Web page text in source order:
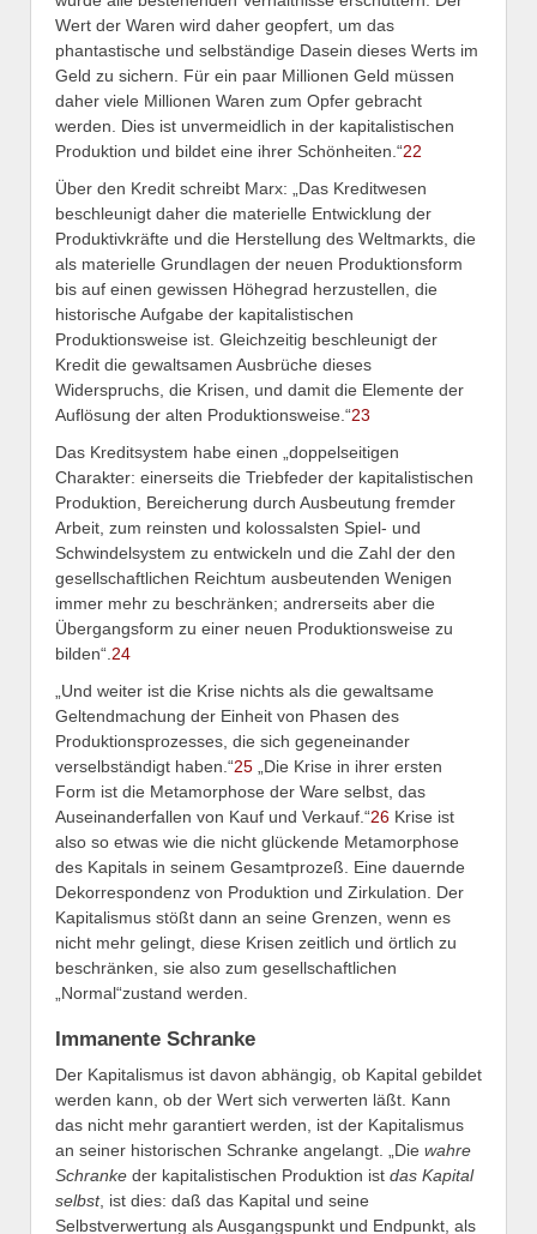
Wert der Waren wird daher geopfert, um das
phantastische und selbständige Dasein dieses Werts im
Geld zu sichern. Für ein paar Millionen Geld müssen
daher viele Millionen Waren zum Opfer gebracht
werden. Dies ist unvermeidlich in der kapitalistischen
Produktion und bildet eine ihrer Schönheiten.“22
Über den Kredit schreibt Marx: „Das Kreditwesen
beschleunigt daher die materielle Entwicklung der
Produktivkräfte und die Herstellung des Weltmarkts, die
als materielle Grundlagen der neuen Produktionsform
bis auf einen gewissen Höhegrad herzustellen, die
historische Aufgabe der kapitalistischen
Produktionsweise ist. Gleichzeitig beschleunigt der
Kredit die gewaltsamen Ausbrüche dieses
Widerspruchs, die Krisen, und damit die Elemente der
Auflösung der alten Produktionsweise.“23
Das Kreditsystem habe einen „doppelseitigen
Charakter: einerseits die Triebfeder der kapitalistischen
Produktion, Bereicherung durch Ausbeutung fremder
Arbeit, zum reinsten und kolossalsten Spiel- und
Schwindelsystem zu entwickeln und die Zahl der den
gesellschaftlichen Reichtum ausbeutenden Wenigen
immer mehr zu beschränken; andrerseits aber die
Übergangsform zu einer neuen Produktionsweise zu
bilden“. 24
„Und weiter ist die Krise nichts als die gewaltsame
Geltendmachung der Einheit von Phasen des
Produktionsprozesses, die sich gegeneinander
verselbständigt haben.“25 „Die Krise in ihrer ersten
Form ist die Metamorphose der Ware selbst, das
Auseinanderfallen von Kauf und Verkauf.“26 Krise ist
also so etwas wie die nicht glückende Metamorphose
des Kapitals in seinem Gesamtprozeß. Eine dauernde
Dekorrespondenz von Produktion und Zirkulation. Der
Kapitalismus stößt dann an seine Grenzen, wenn es
nicht mehr gelingt, diese Krisen zeitlich und örtlich zu
beschränken, sie also zum gesellschaftlichen
„Normal“zustand werden.
Immanente Schranke
Der Kapitalismus ist davon abhängig, ob Kapital gebildet
werden kann, ob der Wert sich verwerten läßt. Kann
das nicht mehr garantiert werden, ist der Kapitalismus
an seiner historischen Schranke angelangt. „Die wahre
Schranke der kapitalistischen Produktion ist das Kapital
selbst, ist dies: daß das Kapital und seine
Selbstverwertung als Ausgangspunkt und Endpunkt, als